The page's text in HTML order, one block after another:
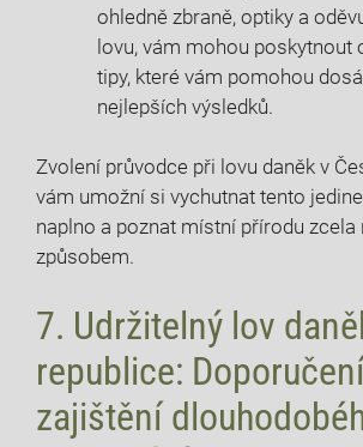
ohledně zbraně, optiky ‌a
lovu, vám mohou poskytnout
tipy, které vám ‍pomohou
‍nejlepších výsledků.
Zvolení průvodce při ‍lovu daněk v​
vám umožní si ​vychutnat tento
⁤naplno a poznat místní přírodu zcela
způsobem.
7.⁢ Udržitelný lov
republice:⁣
zajištění